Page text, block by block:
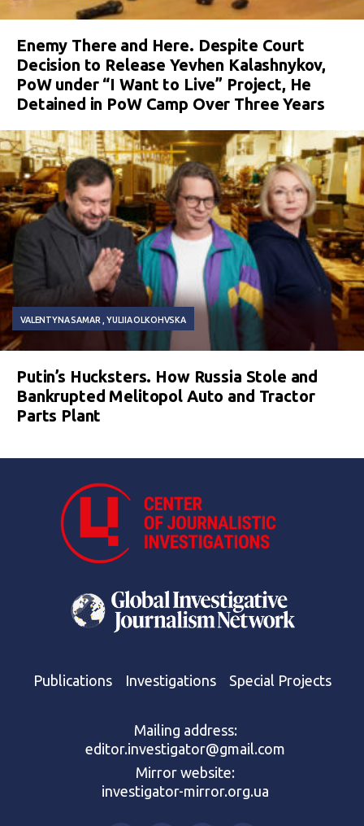
Enemy There and Here. Despite Court
Decision to Release Yevhen Kalashnykov,
PoW under “I Want to Live” Project, He
Detained in PoW Camp Over Three Years
VALENTYNA SAMAR YULIIA OLKOHVSKA
Putin’s Hucksters. How Russia Stole and
Bankrupted Melitopol Auto and Tractor
Parts Plant
Publications Investigations Special Projects
Mailing address:
editor.investigator@gmail.com
Mirror website:
investigator-mirror.org.ua